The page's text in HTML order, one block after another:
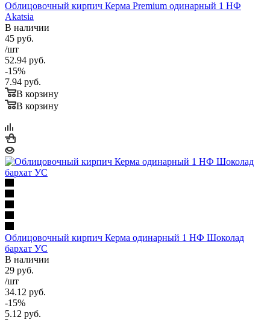
Облицовочный кирпич Керма Premium одинарный 1 НФ
Akatsia
В наличии
45 руб.
/шт
52.94 руб.
-15%
7.94 руб.
В корзину
В корзину
Облицовочный кирпич Керма одинарный 1 НФ Шоколад
бархат УС
В наличии
29 руб.
/шт
34.12 руб.
-15%
5.12 руб.